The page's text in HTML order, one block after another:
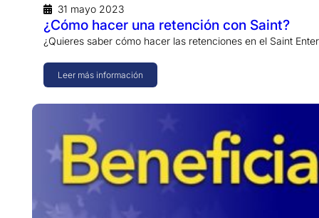
31 mayo 2023
¿Cómo hacer una retención con Saint?
¿Quieres saber cómo hacer las retenciones en el Saint
Leer más información